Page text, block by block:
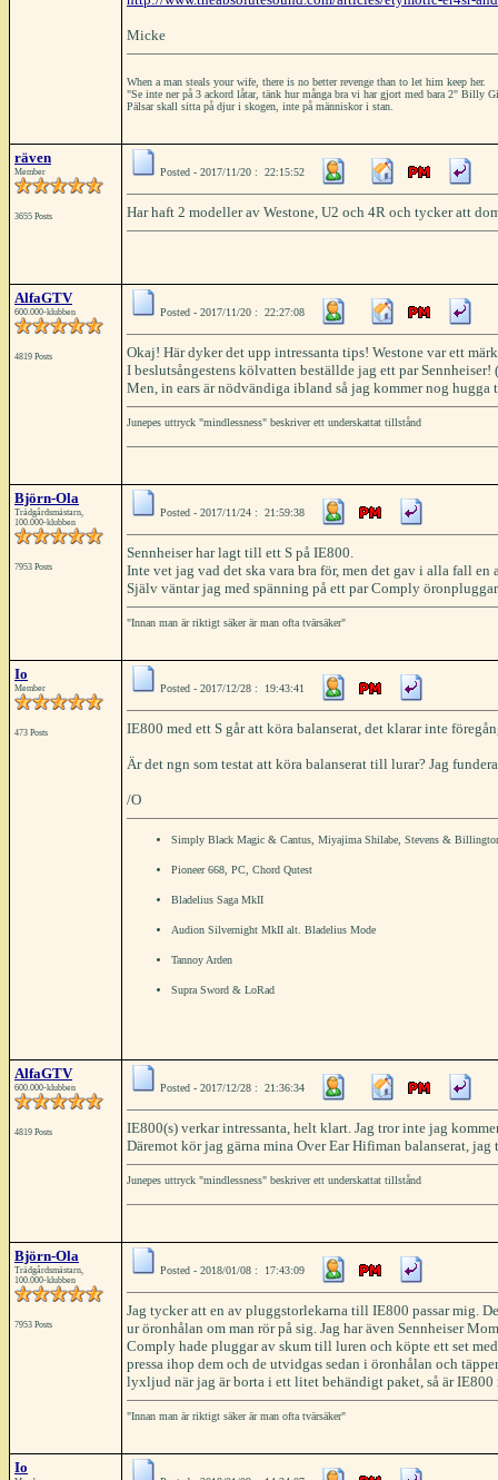
Micke
When a man steals your wife, there is no better revenge than to let him keep her.
"Se inte ner på 3 ackord låtar, tänk hur många bra vi har gjort med bara 2" Billy
Pälsar skall sitta på djur i skogen, inte på människor i stan.
räven
Member
3655 Posts
Posted - 2017/11/20 : 22:15:52
Har haft 2 modeller av Westone, U2 och 4R och tycker att
AlfaGTV
600.000-klubben
4819 Posts
Posted - 2017/11/20 : 22:27:08
Okaj! Här dyker det upp intressanta tips! Westone var ett
I beslutsångestens kölvatten beställde jag ett par
Men, in ears är nödvändiga ibland så jag kommer nog
Junepes uttryck "mindlessness" beskriver ett underskattat tillstånd
Björn-Ola
Trädgårdsmästarn,
100.000-klubben
7953 Posts
Posted - 2017/11/24 : 21:59:38
Sennheiser har lagt till ett S på IE800.
Inte vet jag vad det ska vara bra för, men det gav i alla fall
Själv väntar jag med spänning på ett par Comply
"Innan man är riktigt säker är man ofta tvärsäker"
Io
Member
473 Posts
Posted - 2017/12/28 : 19:43:41
IE800 med ett S går att köra balanserat, det klarar inte
Är det ngn som testat att köra balanserat till lurar? Jag
/O
Simply Black Magic & Cantus, Miyajima Shilabe, Stevens &
Pioneer 668, PC, Chord Qutest
Bladelius Saga MkII
Audion Silvernight MkII alt. Bladelius Mode
Tannoy Arden
Supra Sword & LoRad
AlfaGTV
600.000-klubben
4819 Posts
Posted - 2017/12/28 : 21:36:34
IE800(s) verkar intressanta, helt klart. Jag tror inte jag
Däremot kör jag gärna mina Over Ear Hifiman balanserat,
Junepes uttryck "mindlessness" beskriver ett underskattat tillstånd
Björn-Ola
Trädgårdsmästarn,
100.000-klubben
7953 Posts
Posted - 2018/01/08 : 17:43:09
Jag tycker att en av pluggstorlekarna till IE800 passar mig.
ur öronhålan om man rör på sig. Jag har även Sennheiser
Comply hade pluggar av skum till luren och köpte ett set
pressa ihop dem och de utvidgas sedan i öronhålan och
lyxljud när jag är borta i ett litet behändigt paket, så är IE800
"Innan man är riktigt säker är man ofta tvärsäker"
Io